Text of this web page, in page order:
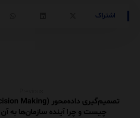
چیست و چرا آینده سازمان‌ها به